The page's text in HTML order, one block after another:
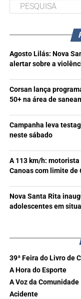
Agosto Lilás: Nova
alertar sobre a
Corsan lança
50+ na área de
Campanha leva
neste sábado
A 113 km/h:
Canoas com limite de
Nova Santa Rita
adolescentes em
39ª Feira do Livro de
A Hora do Esporte
A Voz da Comunidade
Acidente